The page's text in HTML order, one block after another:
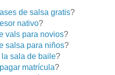
de salsa gratis?
nativo?
vals para novios?
salsa para niños?
sala de baile?
matrícula?